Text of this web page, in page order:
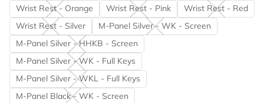
Wrist Rest - Orange
Wrist Rest - Pink
Wrist Rest - Red
Wrist Rest - Silver
M-Panel Silver - WK - Screen
M-Panel Silver - HHKB - Screen
M-Panel Silver - WK - Full Keys
M-Panel Silver - WKL - Full Keys
M-Panel Black - WK - Screen